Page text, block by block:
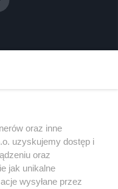
oraz inne
uzyskujemy dostęp i
oraz
jak unikalne
wysyłane przez